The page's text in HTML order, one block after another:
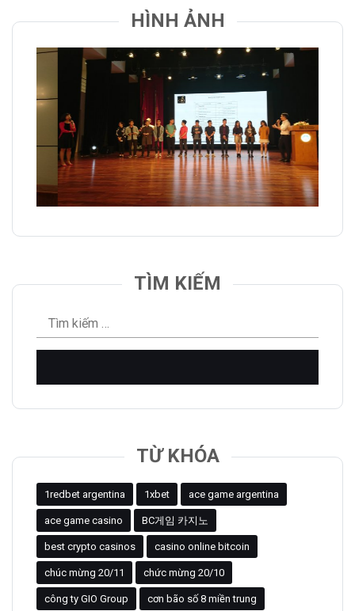
HÌNH ẢNH
TÌM KIẾM
Tìm
kiếm
TỪ KHÓA
1redbet argentina 1xbet ace game argentina
ace game casino BC게임 카지노
best crypto casinos casino online bitcoin
chúc mừng 20/11 chức mừng 20/10
công ty GIO Group cơn bão số 8 miền trung